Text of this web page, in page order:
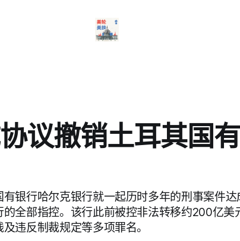
议撤销土耳其国
银行哈尔克银行就一起历时多年的刑事案件
全部指控。该行此前被控非法转移约200亿美
违反制裁规定等多项罪名。